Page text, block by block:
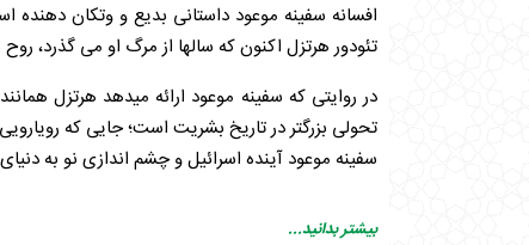
افسانه سفینه موعود داستانی بدیع و وتکان دهنده
تئودور هرتزل اکنون که سالها از مرگ او می گذرد،
در روایتی که سفینه موعود ارائه میدهد هرتزل
تحولی بزرگتر در تاریخ بشریت است؛ جایی که
سفینه موعود آینده اسرائیل و چشم اندازی نو به
بیشتر بدانید...